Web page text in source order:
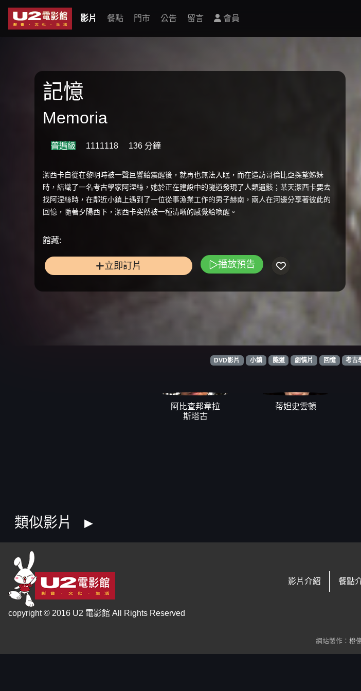
影片 餐點 門市 公告 留言 會員
記憶
Memoria
普遍級 1111118 136 分鐘
潔西卡自從在黎明時被一聲巨響給震醒後，就再也無法入眠，而在造訪哥倫比亞探望姊妹
時，結識了一名考古學家阿涅絲，她於正在建設中的隧道發現了人類遺骸；某天潔西卡要去
找阿涅絲時，在鄰近小鎮上遇到了一位從事漁業工作的男子赫南，兩人在河邊分享著彼此的
回憶，隨著夕陽西下，潔西卡突然被一種清晰的感覺給喚醒。
館藏:
立即訂片 播放預告
DVD影片 小鎮 隧道 劇情片 回憶 考古
阿比查邦韋拉
斯塔古
蒂妲史雲頓
類似影片
copyright © 2016 U2 電影館 All Rights Reserved
影片介紹 餐點
網站製作： 橙